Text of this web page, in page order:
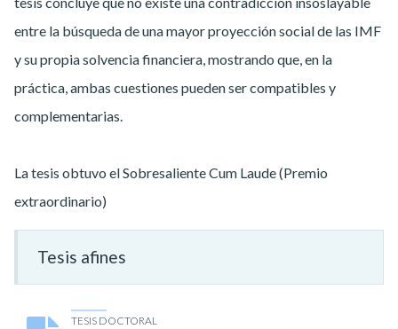
entre la búsqueda de una mayor proyección social de las IMF
y su propia solvencia financiera, mostrando que, en la
práctica, ambas cuestiones pueden ser compatibles y
complementarias.
La tesis obtuvo el Sobresaliente Cum Laude (Premio
extraordinario)
Tesis afines
TESIS DOCTORAL